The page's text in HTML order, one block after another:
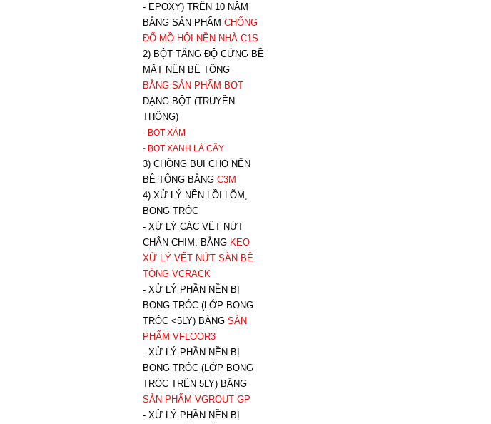
- EPOXY) TRÊN 10 NĂM
BẰNG SẢN PHẨM CHỐNG
ĐỔ MỒ HÔI NỀN NHÀ C1S
2) BỘT TĂNG ĐỘ CỨNG BỀ
MẶT NỀN BÊ TÔNG
BẰNG SẢN PHẨM BOT
DẠNG BỘT (TRUYỀN
THỐNG)
- BOT XÁM
- BOT XANH LÁ CÂY
3) CHỐNG BỤI CHO NỀN
BÊ TÔNG BẰNG C3M
4) XỬ LÝ NỀN LỒI LÕM,
BONG TRÓC
- XỬ LÝ CÁC VẾT NỨT
CHÂN CHIM: BẰNG KEO
XỬ LÝ VẾT NỨT SÀN BÊ
TÔNG VCRACK
- XỬ LÝ PHẦN NỀN BỊ
BONG TRÓC (LỚP BONG
TRÓC <5LY) BẰNG SẢN
PHẨM VFLOOR3
- XỬ LÝ PHẦN NỀN BỊ
BONG TRÓC (LỚP BONG
TRÓC TRÊN 5LY) BẰNG
SẢN PHẨM VGROUT GP
- XỬ LÝ PHẦN NỀN BỊ